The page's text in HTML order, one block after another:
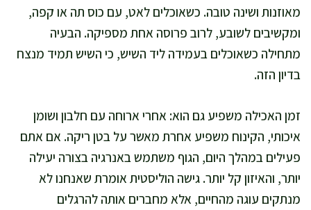
מאוזנות ושינה טובה. כשאוכלים לאט, עם כוס תה או קפה,
ומקשיבים לשובע, לרוב פרוסה אחת מספיקה. הבעיה
מתחילה כשאוכלים בעמידה ליד השיש, כי השיש תמיד מנצח
בדיון הזה.
זמן האכילה משפיע גם הוא: אחרי ארוחה עם חלבון ושומן
איכותי, הקינוח משפיע אחרת מאשר על בטן ריקה. אם אתם
פעילים במהלך היום, הגוף משתמש באנרגיה בצורה יעילה
יותר, והאיזון קל יותר. גישה הוליסטית אומרת שאנחנו לא
מנתקים עוגה מהחיים, אלא מחברים אותה להרגלים